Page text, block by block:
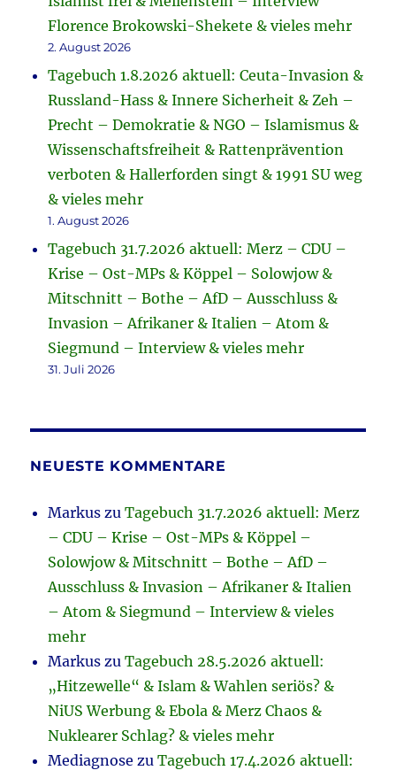
Florence Brokowski-Shekete & vieles mehr
2. August 2026
Tagebuch 1.8.2026 aktuell: Ceuta-Invasion &
Russland-Hass & Innere Sicherheit & Zeh –
Precht – Demokratie & NGO – Islamismus &
Wissenschaftsfreiheit & Rattenprävention
verboten & Hallerforden singt & 1991 SU weg
& vieles mehr
1. August 2026
Tagebuch 31.7.2026 aktuell: Merz – CDU –
Krise – Ost-MPs & Köppel – Solowjow &
Mitschnitt – Bothe – AfD – Ausschluss &
Invasion – Afrikaner & Italien – Atom &
Siegmund – Interview & vieles mehr
31. Juli 2026
NEUESTE KOMMENTARE
Markus zuTagebuch 31.7.2026 aktuell: Merz
– CDU – Krise – Ost-MPs & Köppel –
Solowjow & Mitschnitt – Bothe – AfD –
Ausschluss & Invasion – Afrikaner & Italien
– Atom & Siegmund – Interview & vieles
mehr
Markus zuTagebuch 28.5.2026 aktuell:
„Hitzewelle“ & Islam & Wahlen seriös? &
NiUS Werbung & Ebola & Merz Chaos &
Nuklearer Schlag? & vieles mehr
Mediagnose zuTagebuch 17.4.2026 aktuell: